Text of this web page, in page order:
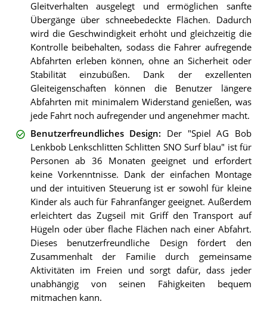
Gleitverhalten ausgelegt und ermöglichen sanfte
Übergänge über schneebedeckte Flächen. Dadurch
wird die Geschwindigkeit erhöht und gleichzeitig die
Kontrolle beibehalten, sodass die Fahrer aufregende
Abfahrten erleben können, ohne an Sicherheit oder
Stabilität einzubüßen. Dank der exzellenten
Gleiteigenschaften können die Benutzer längere
Abfahrten mit minimalem Widerstand genießen, was
jede Fahrt noch aufregender und angenehmer macht.
Benutzerfreundliches Design: Der "Spiel AG Bob
Lenkbob Lenkschlitten Schlitten SNO Surf blau" ist für
Personen ab 36 Monaten geeignet und erfordert
keine Vorkenntnisse. Dank der einfachen Montage
und der intuitiven Steuerung ist er sowohl für kleine
Kinder als auch für Fahranfänger geeignet. Außerdem
erleichtert das Zugseil mit Griff den Transport auf
Hügeln oder über flache Flächen nach einer Abfahrt.
Dieses benutzerfreundliche Design fördert den
Zusammenhalt der Familie durch gemeinsame
Aktivitäten im Freien und sorgt dafür, dass jeder
unabhängig von seinen Fähigkeiten bequem
mitmachen kann.